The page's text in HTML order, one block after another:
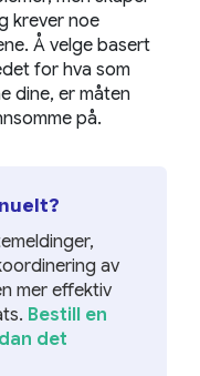
krever noe
Å velge basert
for hva som
dine, er måten
på.
av
mer effektiv
Bestill en
det